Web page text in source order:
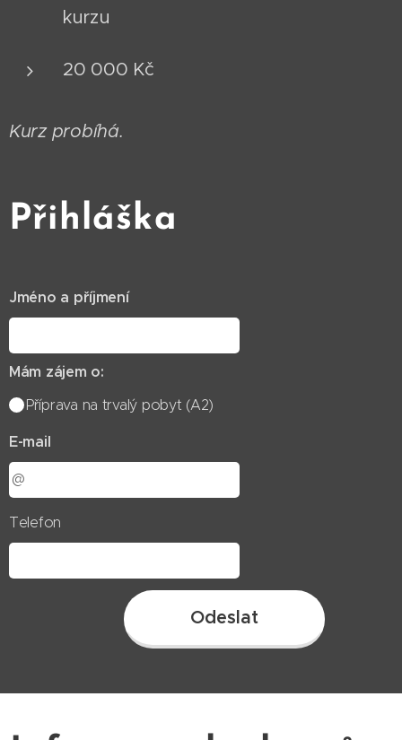
kurzu
20 000 Kč
Kurz probíhá.
Přihláška
Jméno a příjmení
Mám zájem o:
Příprava na trvalý pobyt (A2)
E-mail
Telefon
Odeslat